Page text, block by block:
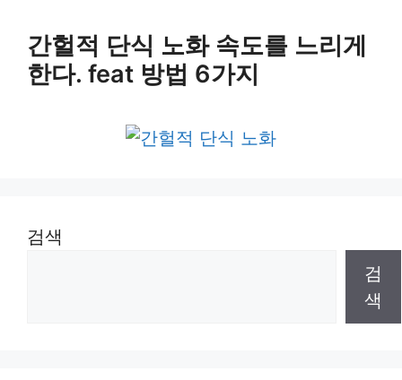
간헐적 단식 노화 속도를 느리게
한다. feat 방법 6가지
검색
검
색